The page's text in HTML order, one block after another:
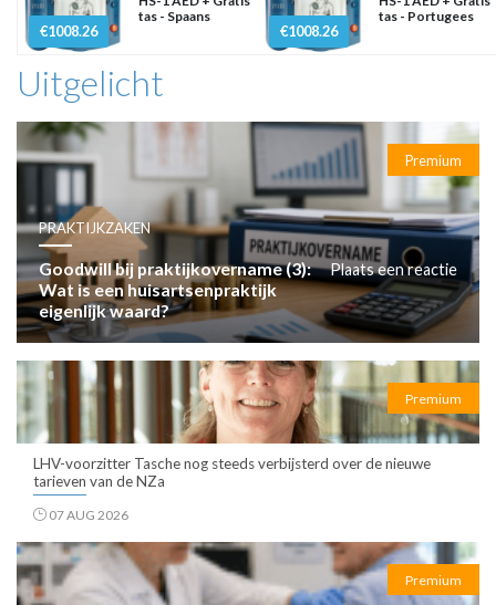
€1008.26
tas - Spaans
€1008.26
tas - Portugees
Uitgelicht
Premium
PRAKTIJKZAKEN
Goodwill bij praktijkovername (3):
Wat is een huisartsenpraktijk
eigenlijk waard?
Plaats een reactie
Premium
LHV-voorzitter Tasche nog steeds verbijsterd over de nieuwe
tarieven van de NZa
07 AUG 2026
Premium